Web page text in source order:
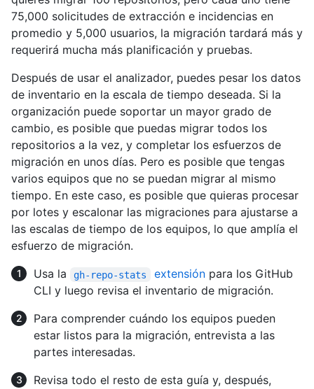
75,000 solicitudes de extracción e incidencias en
promedio y 5,000 usuarios, la migración tardará más y
requerirá mucha más planificación y pruebas.
Después de usar el analizador, puedes pesar los datos
de inventario en la escala de tiempo deseada. Si la
organización puede soportar un mayor grado de
cambio, es posible que puedas migrar todos los
repositorios a la vez, y completar los esfuerzos de
migración en unos días. Pero es posible que tengas
varios equipos que no se puedan migrar al mismo
tiempo. En este caso, es posible que quieras procesar
por lotes y escalonar las migraciones para ajustarse a
las escalas de tiempo de los equipos, lo que amplía el
esfuerzo de migración.
Usa la
gh-repo-stats extensiónpara los GitHub
CLI y luego revisa el inventario de migración.
Para comprender cuándo los equipos pueden
estar listos para la migración, entrevista a las
partes interesadas.
Revisa todo el resto de esta guía y, después,